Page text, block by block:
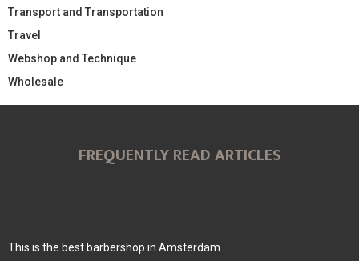
Transport and Transportation
Travel
Webshop and Technique
Wholesale
FREQUENTLY READ ARTICLES
This is the best barbershop in Amsterdam